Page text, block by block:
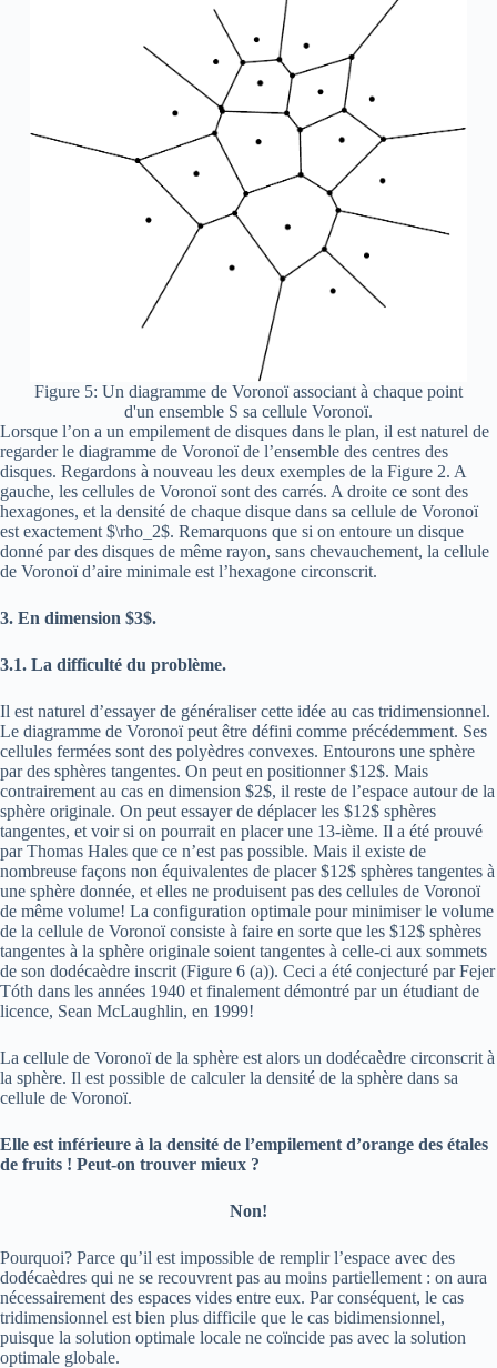
Figure 5: Un diagramme de Voronoï associant à chaque point
d'un ensemble S sa cellule Voronoï.
Lorsque l’on a un empilement de disques dans le plan, il est naturel de
regarder le diagramme de Voronoï de l’ensemble des centres des
disques. Regardons à nouveau les deux exemples de la Figure 2. A
gauche, les cellules de Voronoï sont des carrés. A droite ce sont des
hexagones, et la densité de chaque disque dans sa cellule de Voronoï
est exactement $\rho_2$. Remarquons que si on entoure un disque
donné par des disques de même rayon, sans chevauchement, la cellule
de Voronoï d’aire minimale est l’hexagone circonscrit.
3. En dimension $3$.
3.1. La difficulté du problème.
Il est naturel d’essayer de généraliser cette idée au cas tridimensionnel.
Le diagramme de Voronoï peut être défini comme précédemment. Ses
cellules fermées sont des polyèdres convexes. Entourons une sphère
par des sphères tangentes. On peut en positionner $12$. Mais
contrairement au cas en dimension $2$, il reste de l’espace autour de la
sphère originale. On peut essayer de déplacer les $12$ sphères
tangentes, et voir si on pourrait en placer une 13-ième. Il a été prouvé
par Thomas Hales que ce n’est pas possible. Mais il existe de
nombreuse façons non équivalentes de placer $12$ sphères tangentes à
une sphère donnée, et elles ne produisent pas des cellules de Voronoï
de même volume! La configuration optimale pour minimiser le volume
de la cellule de Voronoï consiste à faire en sorte que les $12$ sphères
tangentes à la sphère originale soient tangentes à celle-ci aux sommets
de son dodécaèdre inscrit (Figure 6 (a)). Ceci a été conjecturé par Fejer
Tóth dans les années 1940 et finalement démontré par un étudiant de
licence, Sean McLaughlin, en 1999!
La cellule de Voronoï de la sphère est alors un dodécaèdre circonscrit à
la sphère. Il est possible de calculer la densité de la sphère dans sa
cellule de Voronoï.
Elle est inférieure à la densité de l’empilement d’orange des étales
de fruits ! Peut-on trouver mieux ?
Non!
Pourquoi? Parce qu’il est impossible de remplir l’espace avec des
dodécaèdres qui ne se recouvrent pas au moins partiellement : on aura
nécessairement des espaces vides entre eux. Par conséquent, le cas
tridimensionnel est bien plus difficile que le cas bidimensionnel,
puisque la solution optimale locale ne coïncide pas avec la solution
optimale globale.